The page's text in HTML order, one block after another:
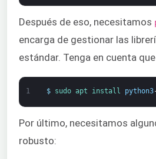
Después de eso, necesitamos
encarga de gestionar las
estándar. Tenga en cuenta
1 $ sudo apt install python3
Por último, necesitamos
robusto: